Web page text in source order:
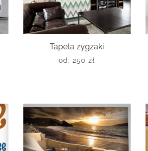
Tapeta zygzaki
od: 250zł